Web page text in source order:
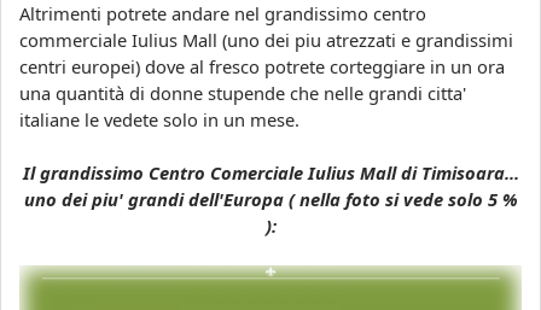
Altrimenti potrete andare nel grandissimo centro
commerciale Iulius Mall (uno dei piu atrezzati e grandissimi
centri europei) dove al fresco potrete corteggiare in un ora
una quantità di donne stupende che nelle grandi citta'
italiane le vedete solo in un mese.
Il grandissimo Centro Comerciale Iulius Mall di Timisoara...
uno dei piu' grandi dell'Europa ( nella foto si vede solo 5 %
):